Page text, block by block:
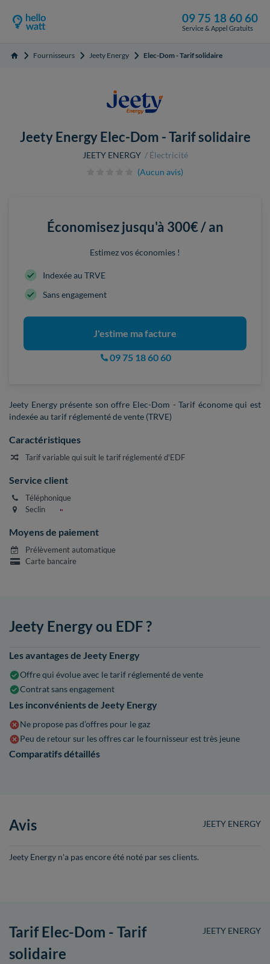
09 75 18 60 60
Service & Appel Gratuits
Accueil Fournisseurs Jeety Energy Elec-Dom - Tarif solidaire
Jeety Energy Elec-Dom - Tarif solidaire
JEETY ENERGY
Électricité
(Aucun avis)
Économisez jusqu'à 300€ / an
Estimez vos économies !
Indexée au TRVE
Sans engagement
J'estime ma facture
09 75 18 60 60
Jeety Energy présente son offre Elec-Dom - Tarif économe qui est
indexée au tarif réglementé de vente (TRVE)
Caractéristiques
Tarif variable qui suit le tarif réglementé d'EDF
Service client
Téléphonique
Seclin
Moyens de paiement
Prélèvement automatique
Carte bancaire
Jeety Energy ou EDF ?
Les avantages de Jeety Energy
Offre qui évolue avec le tarif réglementé de vente
Contrat sans engagement
Les inconvénients de Jeety Energy
Ne propose pas d’offres pour le gaz
Peu de retour sur les offres car le fournisseur est très jeune
Comparatifs détaillés
JEETY ENERGY
Avis
Jeety Energy n'a pas encore été noté par ses clients.
JEETY ENERGY
Tarif Elec-Dom - Tarif
solidaire